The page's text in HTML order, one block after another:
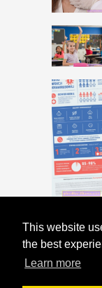
This website
the best
Learn more
HTTPS://
ध्यान